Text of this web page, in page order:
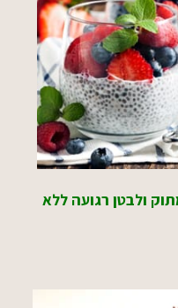
ולבטן רגועה ללא